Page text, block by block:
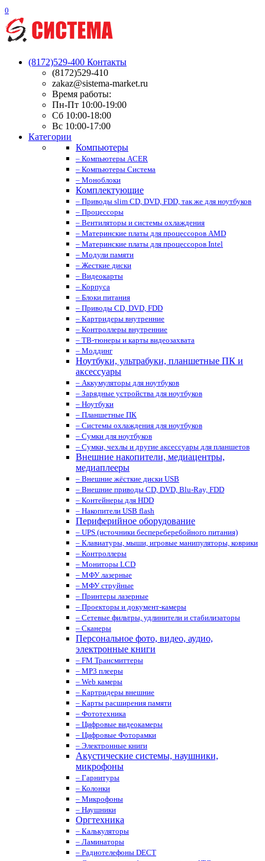
0
(8172)529-400 Контакты
(8172)529-410
zakaz@sistema-market.ru
Время работы:
Пн-Пт 10:00-19:00
Сб 10:00-18:00
Вс 10:00-17:00
Категории
Компьютеры
– Компьютеры ACER
– Компьютеры Система
– Моноблоки
Комплектующие
– Приводы slim CD, DVD, FDD, так же для ноутбуков
– Процессоры
– Вентиляторы и системы охлаждения
– Материнские платы для процессоров AMD
– Материнские платы для процессоров Intel
– Модули памяти
– Жесткие диски
– Видеокарты
– Корпуса
– Блоки питания
– Приводы CD, DVD, FDD
– Картридеры внутренние
– Контроллеры внутренние
– ТВ-тюнеры и карты видеозахвата
– Моддинг
Ноутбуки, ультрабуки, планшетные ПК и
аксессуары
– Аккумуляторы для ноутбуков
– Зарядные устройства для ноутбуков
– Ноутбуки
– Планшетные ПК
– Системы охлаждения для ноутбуков
– Сумки для ноутбуков
– Сумки, чехлы и другие аксессуары для планшетов
Внешние накопители, медиацентры,
медиаплееры
– Внешние жёсткие диски USB
– Внешние приводы CD, DVD, Blu-Ray, FDD
– Контейнеры для HDD
– Накопители USB flash
Периферийное оборудование
– UPS (источники беспереберебойного питания)
– Клавиатуры, мыши, игровые манипуляторы, коврики
– Контроллеры
– Мониторы LCD
– МФУ лазерные
– МФУ струйные
– Принтеры лазерные
– Проекторы и документ-камеры
– Сетевые фильтры, удлинители и стабилизаторы
– Сканеры
Персональное фото, видео, аудио,
электронные книги
– FM Трансмиттеры
– MP3 плееры
– Web камеры
– Картридеры внешние
– Карты расширения памяти
– Фототехника
– Цифровые видеокамеры
– Цифровые Фоторамки
– Электронные книги
Акустические системы, наушники,
микрофоны
– Гарнитуры
– Колонки
– Микрофоны
– Наушники
Оргтехника
– Калькуляторы
– Ламинаторы
– Радиотелефоны DECT